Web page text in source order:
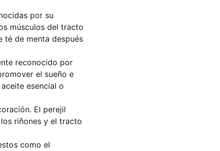
por su
músculos del tracto
té de menta después
reconocido por
el sueño e
esencial o
El perejil
riñones y el tracto
como el